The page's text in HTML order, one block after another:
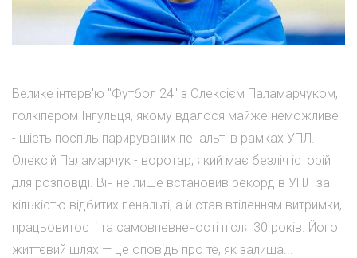
Велике інтерв'ю "Футбол 24" з Олексієм Паламарчуком,
голкіпером Інгульця, якому вдалося майже неможливе
- шість поспіль парируваних пенальті в рамках УПЛ.
Олексій Паламарчук - воротар, який має безліч історій
для розповіді. Він не лише встановив рекорд в УПЛ за
кількістю відбитих пенальті, а й став втіленням витримки,
працьовитості та самовпевненості після 30 років. Його
життєвий шлях — це оповідь про те, як залиша...